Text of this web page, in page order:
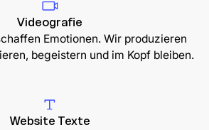
Videografie
Emotionen. Wir produzieren
begeistern und im Kopf bleiben.
Website Texte